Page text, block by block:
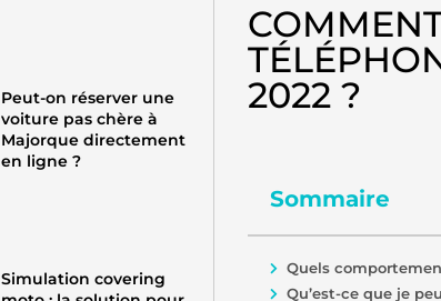
Peut-on réserver une
voiture pas chère à
Majorque directement
en ligne ?
Simulation covering
2022 ?
Sommaire
Quels
Qu’est-ce que je